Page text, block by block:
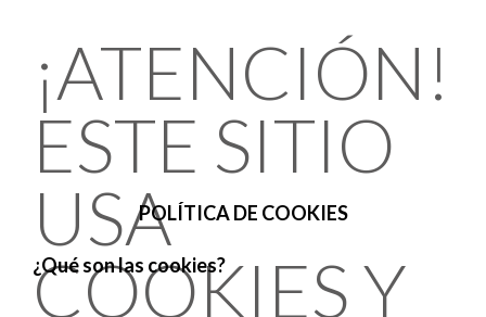
¡ATENCIÓN!
ESTE SITIO
USA
COOKIES Y
POLÍTICA DE COOKIES
¿Qué son las cookies?